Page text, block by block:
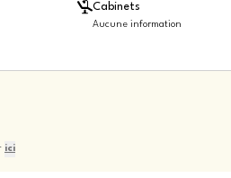
Cabinets
Aucune information
ici